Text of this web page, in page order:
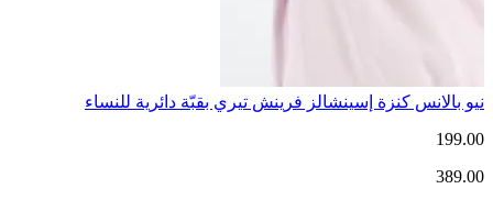
نيو بالانس كنزة إسينشالز فرينش تيري بقبّة دائرية للنساء
199.00
389.00